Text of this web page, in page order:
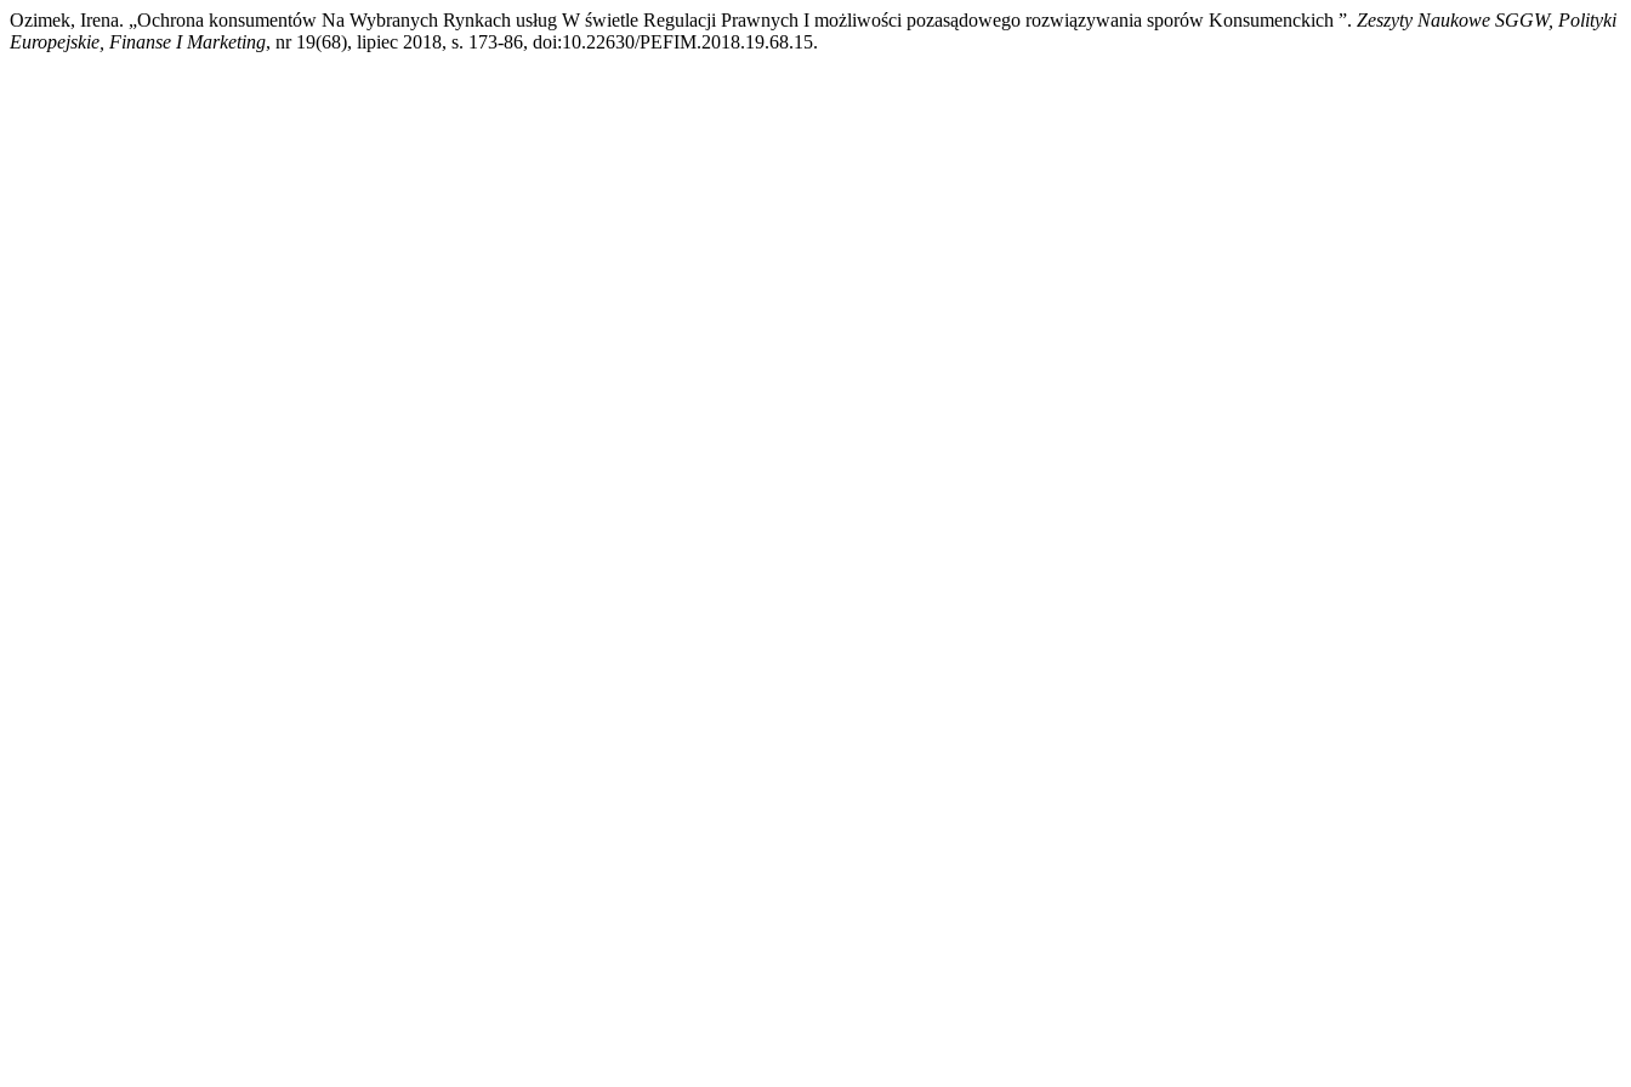
Ozimek, Irena. „Ochrona konsumentów Na Wybranych Rynkach usług W świetle Regulacji Prawnych I możliwości pozasądowego rozwiązywania sporów Konsumenckich ”. Zeszyty Naukowe SGGW, Polityki
Europejskie, Finanse I Marketing, nr 19(68), lipiec 2018, s. 173-86, doi:10.22630/PEFIM.2018.19.68.15.